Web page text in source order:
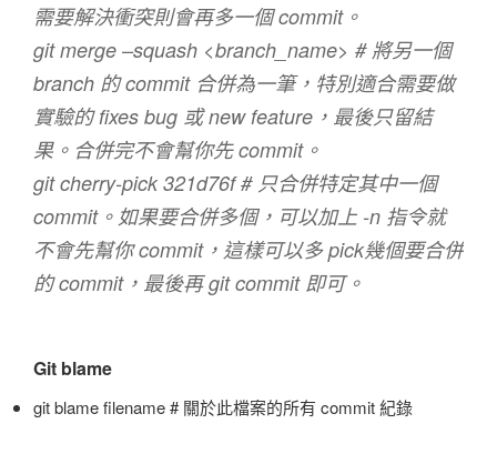
需要解決衝突則會再多一個 commit。
git merge –squash <branch_name> # 將另一個
branch 的 commit 合併為一筆，特別適合需要做
實驗的 fixes bug 或 new feature，最後只留結
果。合併完不會幫你先 commit。
git cherry-pick 321d76f # 只合併特定其中一個
commit。如果要合併多個，可以加上 -n 指令就
不會先幫你 commit，這樣可以多 pick幾個要合併
的 commit，最後再 git commit 即可。
Git blame
git blame filename # 關於此檔案的所有 commit 紀錄